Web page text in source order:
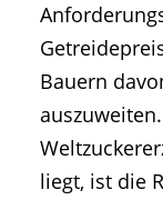
Bauern
liegt, ist die